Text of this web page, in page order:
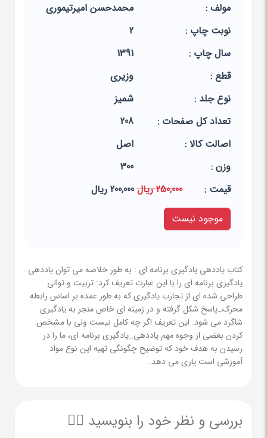
مولف :
محمدحسن‏ امیرتیموری‏
نوبت چاپ :
2
سال چاپ :
1391
قطع :
وزیری
نوع جلد :
شمیز
تعداد کل صفحات :
208
اصالت کالا :
اصل
وزن :
300
قيمت :
250,000 ریال
200,000 ریال
موجود نیست
کتاب یاددهی یادگیری برنامه ای : به طور خلاصه می توان یاددهی
یادگیری برنامه ای را با این عبارت تعریف کرد: تربیت و توالی
طراحی شده ای از تجارب یادگیری که به طور عمده بر اساس رابطه
محرک_پاسخ شکل گرفته و در زمینه ای خاص منجر به یادگیری
شاگرد می شود. این تعریف اگر چه کامل نیست ولی با مشخص
کردن بعضی از وجوه مهم یاددهی_یادگیری برنامه ای، ما را در
رسیدن به هدف خود که توضیح چگونگی تهیه این نوع مواد
آموزشی است یاری می دهد.
بررسی و نظر خود را بنویسید ✍🏻